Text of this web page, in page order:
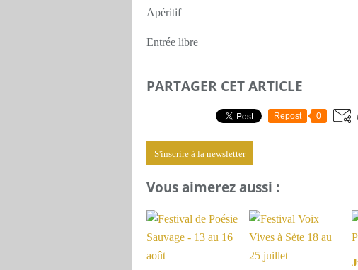
Apéritif
Entrée libre
PARTAGER CET ARTICLE
Repost 0
S'inscrire à la newsletter
Vous aimerez aussi :